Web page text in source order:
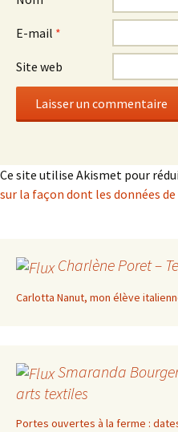
E-mail *
Site web
Ce site utilise Akismet pour
sur la façon dont les données
Charlène Poret –
Carlotta Nanut, mon élève
Smaranda
arts textiles
Portes ouvertes à la ferme :